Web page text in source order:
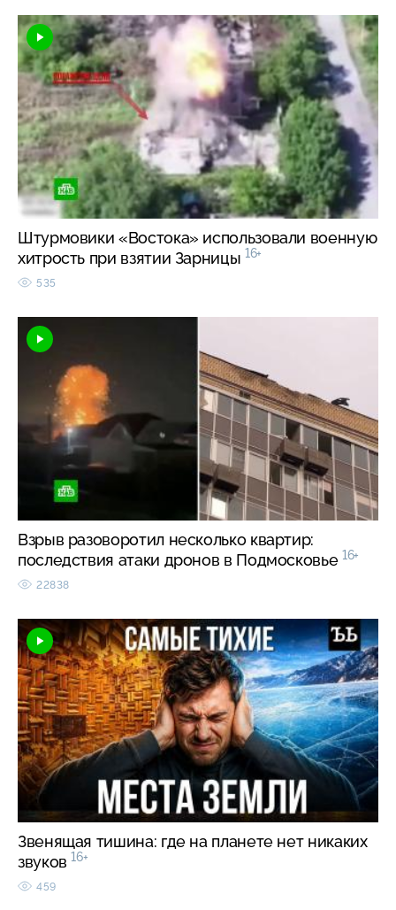
Штурмовики «Востока» использовали военную
хитрость при взятии Зарницы 16+
535
Взрыв разоворотил несколько квартир:
последствия атаки дронов в Подмосковье 16+
22838
Звенящая тишина: где на планете нет никаких
звуков 16+
459